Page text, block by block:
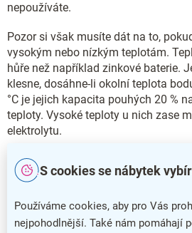
S cookies se nábytek
Používáme cookies, aby pro Vás
nejpohodlnější. Také nám pomáhají
nepoužíváte.
Pozor si však musíte dát na to,
vysokým nebo nízkým teplotám.
hůře než například zinkové baterie.
klesne, dosáhne-li okolní teplota
°C je jejich kapacita pouhých 20 %
teploty. Vysoké teploty u nich zase
elektrolytu.
Doplňkové parametry
Barva: modrá